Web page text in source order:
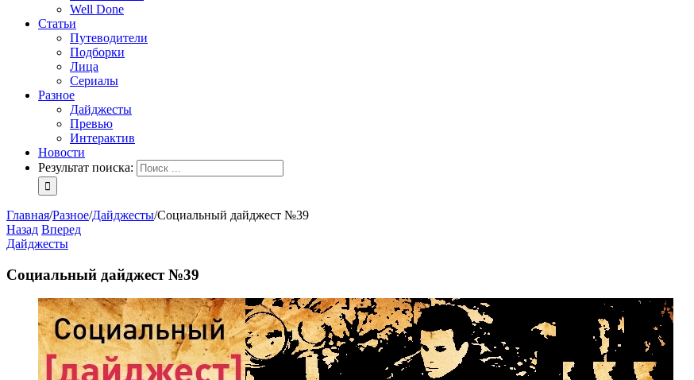
Well Done
Статьи
Путеводители
Подборки
Лица
Сериалы
Разное
Дайджесты
Превью
Интерактив
Новости
Результат поиска:
Главная/Разное/Дайджесты/Социальный дайджест №39
Назад Вперед
Дайджесты
Социальный дайджест №39